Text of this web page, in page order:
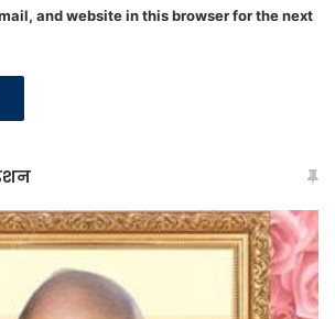
and website in this browser for the next